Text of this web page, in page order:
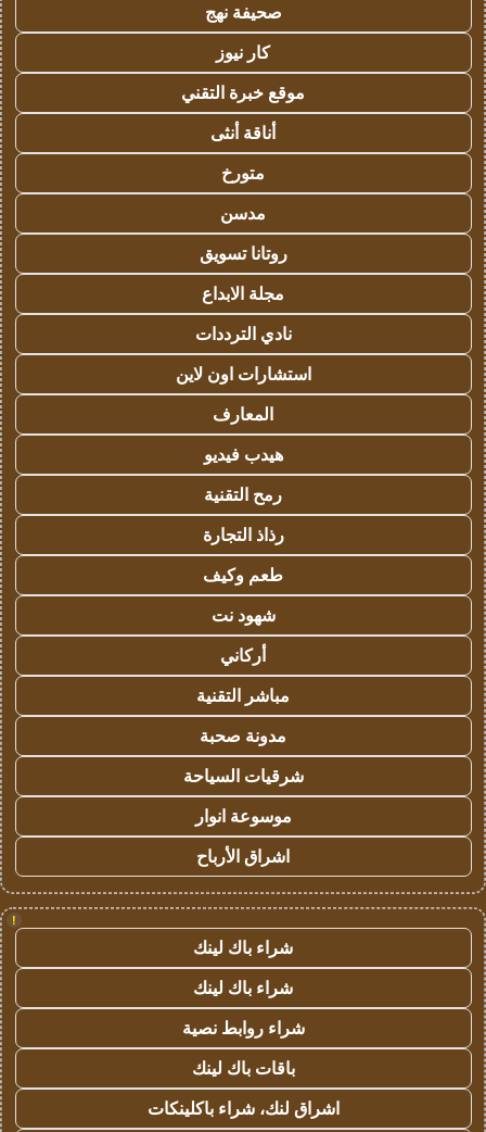
صحيفة نهج
كار نيوز
موقع خبرة التقني
أناقة أنثى
متورخ
مدسن
روتانا تسويق
مجلة الابداع
نادي الترددات
استشارات اون لاين
المعارف
هيدب فيديو
رمح التقنية
رذاذ التجارة
طعم وكيف
شهود نت
أركاني
مباشر التقنية
مدونة صحبة
شرقيات السياحة
موسوعة انوار
اشراق الأرباح
!
شراء باك لينك
شراء باك لينك
شراء روابط نصية
باقات باك لينك
اشراق لنك، شراء باكلينكات